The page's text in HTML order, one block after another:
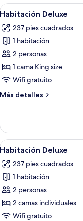
Abrir
todas
las
fotos
de
Habitación
Deluxe
5
Habitación Deluxe
237 pies cuadrados
1 habitación
2 personas
1 cama King size
Wifi gratuito
Más detalles
Más
Deluxe
Abrir
todas
las
fotos
de
Habitación
Deluxe
5
Habitación Deluxe
237 pies cuadrados
1 habitación
2 personas
2 camas individuales
Wifi gratuito